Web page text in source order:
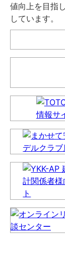
値向上を目指
しています。